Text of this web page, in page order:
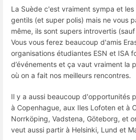
La Suède c'est vraiment sympa et
gentils (et super polis) mais ne vous
même, ils sont supers introvertis
Vous vous ferez beaucoup d'amis
organisations étudiantes ESN et ISA
d’événements et ça vaut vraiment la
où on a fait nos meilleurs rencontres.
Il y a aussi beaucoup d'opportunités
à Copenhague, aux Iles Lofoten et à
Norrköping, Vadstena, Göteborg, et
veut aussi partir à Helsinki, Lund et